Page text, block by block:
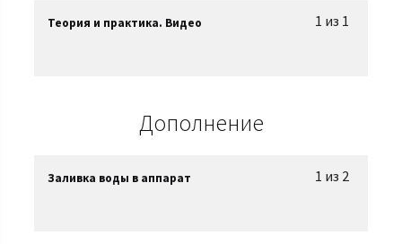
1 из 1
Теория и практика. Видео
Дополнение
1 из 2
Заливка воды в аппарат